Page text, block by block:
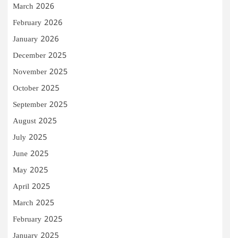
March 2026
February 2026
January 2026
December 2025
November 2025
October 2025
September 2025
August 2025
July 2025
June 2025
May 2025
April 2025
March 2025
February 2025